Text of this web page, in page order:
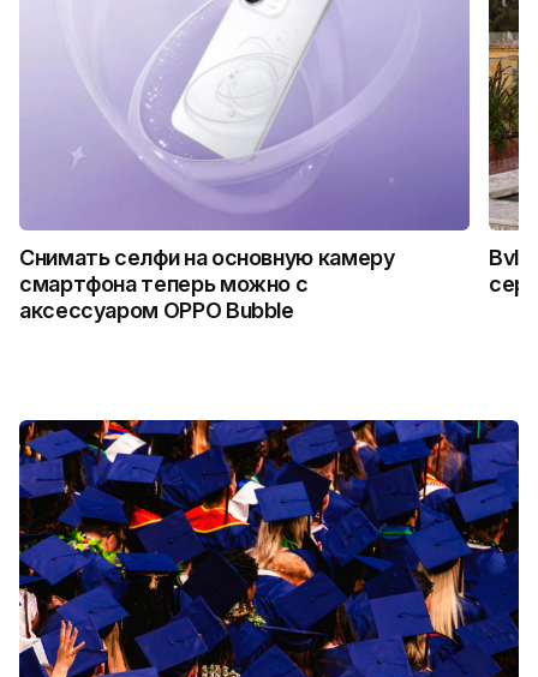
Снимать селфи на основную камеру
смартфона теперь можно с
аксессуаром OPPO Bubble